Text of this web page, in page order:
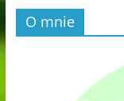
O mnie